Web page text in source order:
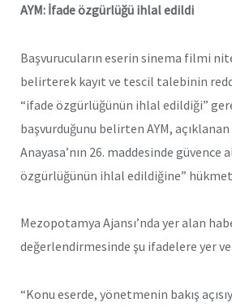
AYM: İfade özgürlüğü ihlal edildi
Başvurucuların eserin sinema filmi
belirterek kayıt ve tescil talebinin
“ifade özgürlüğünün ihlal edildiği”
başvurduğunu belirten AYM,
Anayasa’nın 26. maddesinde güvence
özgürlüğünün ihlal edildiğine”
Mezopotamya Ajansı’nda yer alan
değerlendirmesinde şu ifadelere yer
“Konu eserde, yönetmenin bakış